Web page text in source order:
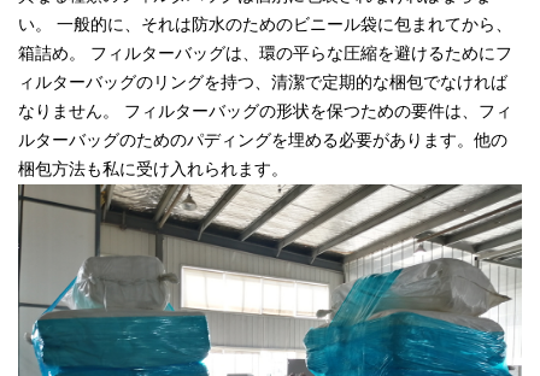
い。 一般的に、それは防水のためのビニール袋に包まれてから、
箱詰め。 フィルターバッグは、環の平らな圧縮を避けるためにフ
ィルターバッグのリングを持つ、清潔で定期的な梱包でなければ
なりません。 フィルターバッグの形状を保つための要件は、フィ
ルターバッグのためのパディングを埋める必要があります。他の
梱包方法も私に受け入れられます。